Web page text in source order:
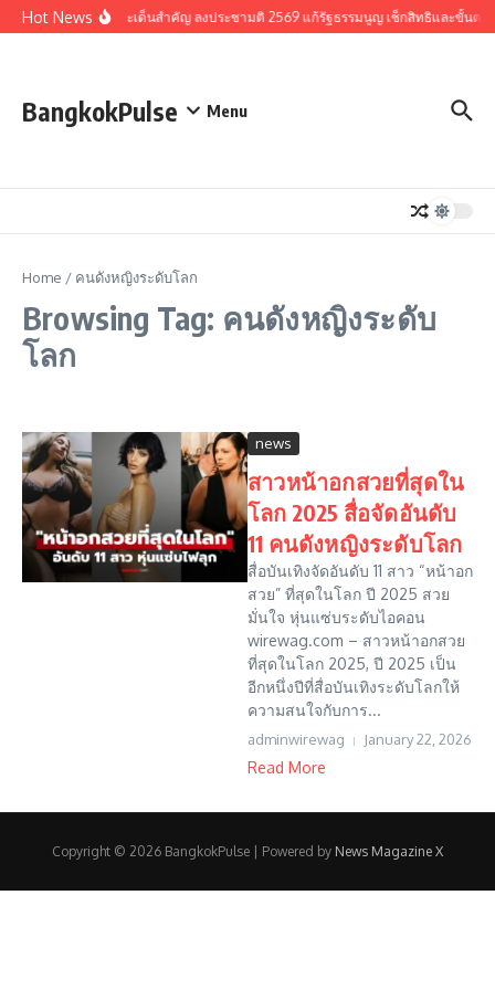
Skip to content
Hot Newsรวมประเด็นสำคัญ ลงประชามติ 2569 แก้รัฐธรรมนูญ เช็กสิทธิและขั้นตอ
BangkokPulse Menu
Home / คนดังหญิงระดับโลก
Browsing Tag: คนดังหญิงระดับ
โลก
news
สาวหน้าอกสวยที่สุดใน
โลก 2025 สื่อจัดอันดับ
11 คนดังหญิงระดับโลก
สื่อบันเทิงจัดอันดับ 11 สาว “หน้าอก
สวย” ที่สุดในโลก ปี 2025 สวย
มั่นใจ หุ่นแซ่บระดับไอคอน
wirewag.com – สาวหน้าอกสวย
ที่สุดในโลก 2025, ปี 2025 เป็น
อีกหนึ่งปีที่สื่อบันเทิงระดับโลกให้
ความสนใจกับการ...
adminwirewag January 22, 2026
Read More
Copyright © 2026 BangkokPulse | Powered by News Magazine X